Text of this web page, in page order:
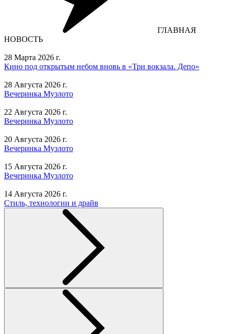
ГЛАВНАЯ
НОВОСТЬ
28 Марта 2026 г.
Кино под открытым небом вновь в «Три вокзала. Депо»
28 Августа 2026 г.
Вечеринка Музлото
22 Августа 2026 г.
Вечеринка Музлото
20 Августа 2026 г.
Вечеринка Музлото
15 Августа 2026 г.
Вечеринка Музлото
14 Августа 2026 г.
Стиль, технологии и драйв